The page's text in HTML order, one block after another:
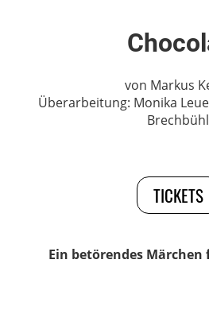
von Markus
Überarbeitung: Monika
Brechbühl
TICKETS
Ein betörendes Märchen